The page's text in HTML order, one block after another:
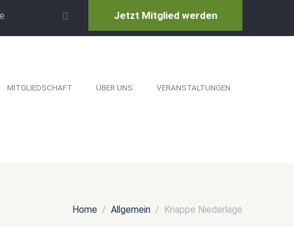
Jetzt Mitglied werden
MITGLIEDSCHAFT ÜBER UNS VERANSTALTUNGEN
Home Allgemein Knappe Niederlage